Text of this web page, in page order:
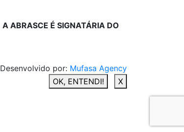
A ABRASCE É SIGNATÁRIA DO
Desenvolvido por: Mufasa Agency
OK, ENTENDI! X